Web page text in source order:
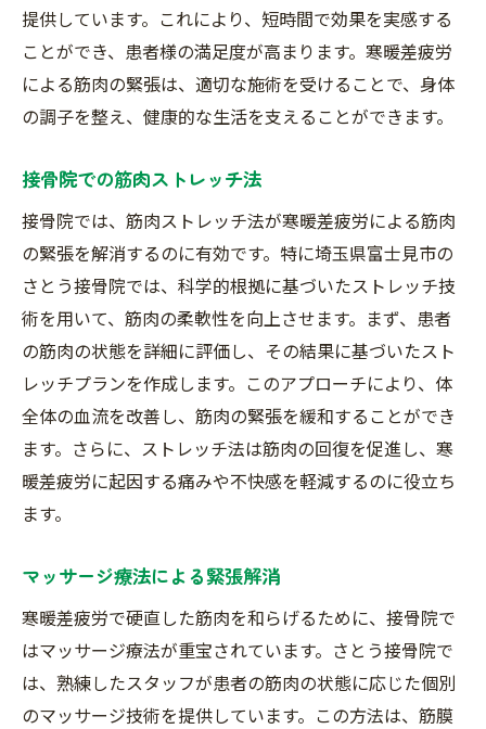
提供しています。これにより、短時間で効果を実感する
ことができ、患者様の満足度が高まります。寒暖差疲労
による筋肉の緊張は、適切な施術を受けることで、身体
の調子を整え、健康的な生活を支えることができます。
接骨院での筋肉ストレッチ法
接骨院では、筋肉ストレッチ法が寒暖差疲労による筋肉
の緊張を解消するのに有効です。特に埼玉県富士見市の
さとう接骨院では、科学的根拠に基づいたストレッチ技
術を用いて、筋肉の柔軟性を向上させます。まず、患者
の筋肉の状態を詳細に評価し、その結果に基づいたスト
レッチプランを作成します。このアプローチにより、体
全体の血流を改善し、筋肉の緊張を緩和することができ
ます。さらに、ストレッチ法は筋肉の回復を促進し、寒
暖差疲労に起因する痛みや不快感を軽減するのに役立ち
ます。
マッサージ療法による緊張解消
寒暖差疲労で硬直した筋肉を和らげるために、接骨院で
はマッサージ療法が重宝されています。さとう接骨院で
は、熟練したスタッフが患者の筋肉の状態に応じた個別
のマッサージ技術を提供しています。この方法は、筋膜